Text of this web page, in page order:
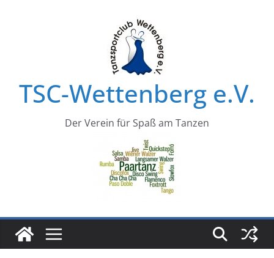
TSC-Wettenberg e.V.
Der Verein für Spaß am Tanzen